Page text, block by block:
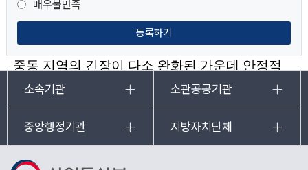
상황에서도 안정적으로 작동 가능한 원유 안보
협력체계를 구축해 나가기로 합의하였다
최근 미국과 이란의 종전 양해각서 서명(6.17) 이후
중동 지역의 긴장이 다소 완화된 가운데 안정적
원유 공급을 확고히 하기 위해 체결된 것으로
더 심화되는 계기가 될 것으로 기대된다
양측은 이외에도 양국이 공통적으로 강점을 지닌
매우불만족
등록하기
소속기관 소관공공기관
중앙행정기관 지방자치단체